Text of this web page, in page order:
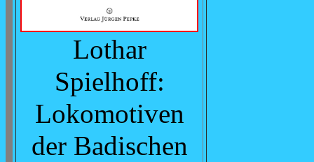
Lothar
Spielhoff:
Lokomotiven
der Badischen